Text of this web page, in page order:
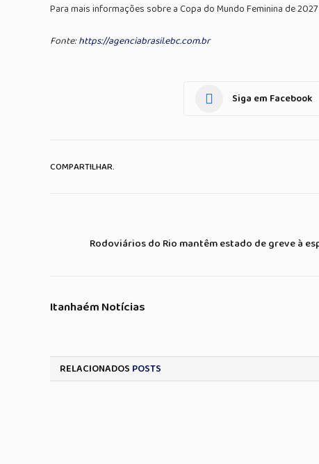
Para mais informações sobre a Copa do Mundo Feminina de
Fonte:https://agenciabrasil.ebc.com.br
Siga em Facebook
COMPARTILHAR.
Rodoviários do Rio mantêm estado de greve à
Itanhaém Notícias
RELACIONADOS POSTS